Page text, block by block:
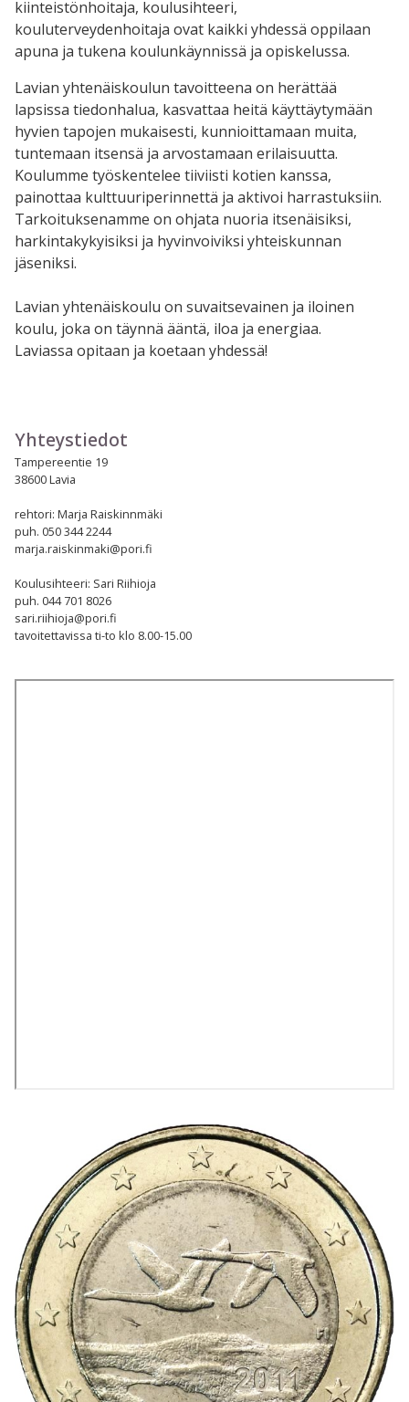
kiinteistönhoitaja, koulusihteeri,
kouluterveydenhoitaja ovat kaikki yhdessä oppilaan
apuna ja tukena koulunkäynnissä ja opiskelussa.
Lavian yhtenäiskoulun tavoitteena on herättää
lapsissa tiedonhalua, kasvattaa heitä käyttäytymään
hyvien tapojen mukaisesti, kunnioittamaan muita,
tuntemaan itsensä ja arvostamaan erilaisuutta.
Koulumme työskentelee tiiviisti kotien kanssa,
painottaa kulttuuriperinnettä ja aktivoi harrastuksiin.
Tarkoituksenamme on ohjata nuoria itsenäisiksi,
harkintakykyisiksi ja hyvinvoiviksi yhteiskunnan
jäseniksi.
Lavian yhtenäiskoulu on suvaitsevainen ja iloinen
koulu, joka on täynnä ääntä, iloa ja energiaa.
Laviassa opitaan ja koetaan yhdessä!
Yhteystiedot
Tampereentie 19
38600 Lavia
rehtori: Marja Raiskinnmäki
puh. 050 344 2244
marja.raiskinmaki@pori.fi
Koulusihteeri: Sari Riihioja
puh. 044 701 8026
sari.riihioja@pori.fi
tavoitettavissa ti-to klo 8.00-15.00